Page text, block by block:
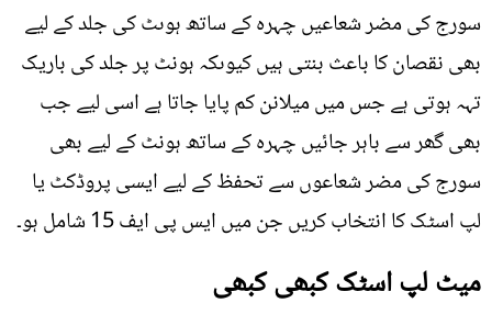
سورج کی مضر شعاعیں چہرہ کے ساتھ ہوںٹ کی جلد کے لیے
بھی نقصان کا باعث بنتی ہیں کیوںکہ ہونٹ پر جلد کی باریک
تہہ ہوتی ہے جس میں میلانن کم پایا جاتا ہے اسی لیے جب
بھی گھر سے باہر جائیں چہرہ کے ساتھ ہونٹ کے لیے بھی
سورج کی مضر شعاعوں سے تحفظ کے لیے ایسی پروڈکٹ یا
لپ اسٹک کا انتخاب کریں جن میں ایس پی ایف 15 شامل ہو۔
میٹ لپ اسٹک کبھی کبھی